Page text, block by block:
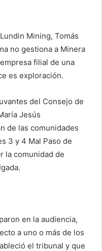
Mining, Tomás
no gestiona a Minera
filial de una
es exploración.
del Consejo de
Jesús
de las comunidades
3 y 4 Mal Paso de
la comunidad de
en la audiencia,
a uno o más de los
el tribunal y que